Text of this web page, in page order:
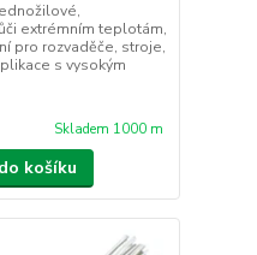
extrémním teplotám,
pro rozvaděče, stroje,
s vysokým
Skladem 1000 m
košíku